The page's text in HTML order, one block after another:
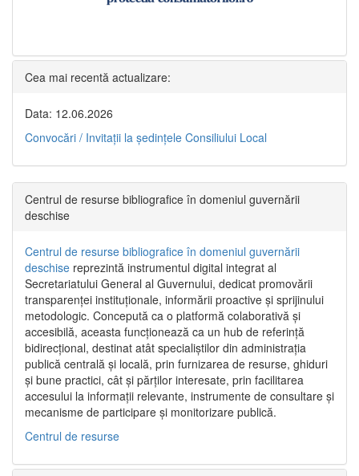
Cea mai recentă actualizare:
Data: 12.06.2026
Convocări / Invitaţii la şedinţele Consiliului Local
Centrul de resurse bibliografice în domeniul guvernării
deschise
Centrul de resurse bibliografice în domeniul guvernării
deschise reprezintă instrumentul digital integrat al
Secretariatului General al Guvernului, dedicat promovării
transparenței instituționale, informării proactive și sprijinului
metodologic. Concepută ca o platformă colaborativă și
accesibilă, aceasta funcționează ca un hub de referință
bidirecțional, destinat atât specialiștilor din administrația
publică centrală și locală, prin furnizarea de resurse, ghiduri
și bune practici, cât și părților interesate, prin facilitarea
accesului la informații relevante, instrumente de consultare și
mecanisme de participare și monitorizare publică.
Centrul de resurse